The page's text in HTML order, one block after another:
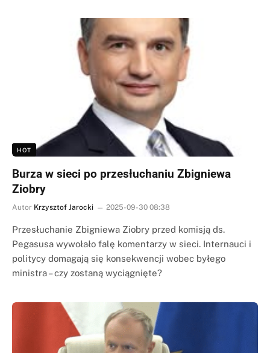
HOT
Burza w sieci po przesłuchaniu Zbigniewa
Ziobry
Autor Krzysztof Jarocki 2025-09-30 08:38
Przesłuchanie Zbigniewa Ziobry przed komisją ds.
Pegasusa wywołało falę komentarzy w sieci. Internauci i
politycy domagają się konsekwencji wobec byłego
ministra – czy zostaną wyciągnięte?